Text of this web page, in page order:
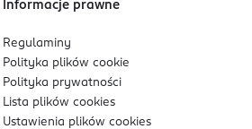
Informacje prawne
Regulaminy
Polityka plikówcookie
Polityka prywatności
Lista plikówcookies
Ustawienia plikówcookies